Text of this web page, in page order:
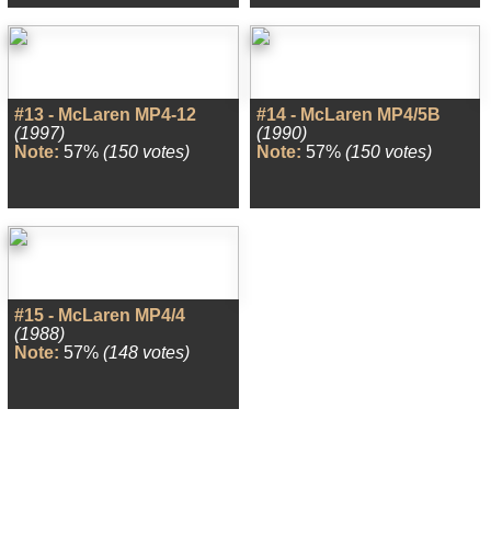
#13 - McLaren MP4-12
(1997)
Note: 57% (150 votes)
#14 - McLaren MP4/5B
(1990)
Note: 57% (150 votes)
#15 - McLaren MP4/4
(1988)
Note: 57% (148 votes)